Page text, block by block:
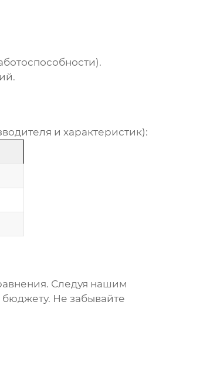
и характеристик):
Следуя нашим
Не забывайте